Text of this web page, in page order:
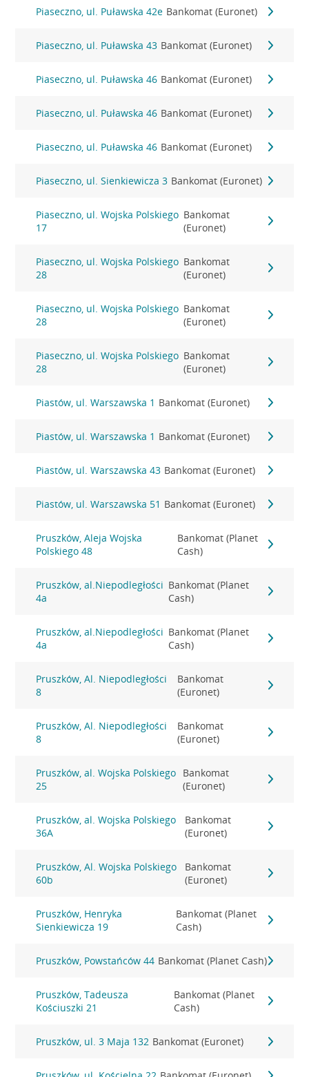
Piaseczno, ul. Puławska 42e Bankomat (Euronet)
Piaseczno, ul. Puławska 43 Bankomat (Euronet)
Piaseczno, ul. Puławska 46 Bankomat (Euronet)
Piaseczno, ul. Puławska 46 Bankomat (Euronet)
Piaseczno, ul. Puławska 46 Bankomat (Euronet)
Piaseczno, ul. Sienkiewicza 3 Bankomat (Euronet)
Piaseczno, ul. Wojska Polskiego
17
Bankomat
(Euronet)
Piaseczno, ul. Wojska Polskiego
28
Bankomat
(Euronet)
Piaseczno, ul. Wojska Polskiego
28
Bankomat
(Euronet)
Piaseczno, ul. Wojska Polskiego
28
Bankomat
(Euronet)
Piastów, ul. Warszawska 1 Bankomat (Euronet)
Piastów, ul. Warszawska 1 Bankomat (Euronet)
Piastów, ul. Warszawska 43 Bankomat (Euronet)
Piastów, ul. Warszawska 51 Bankomat (Euronet)
Pruszków, Aleja Wojska
Polskiego 48
Bankomat (Planet
Cash)
Pruszków, al.Niepodległości
4a
Bankomat (Planet
Cash)
Pruszków, al.Niepodległości
4a
Bankomat (Planet
Cash)
Pruszków, Al. Niepodległości
8
Bankomat
(Euronet)
Pruszków, Al. Niepodległości
8
Bankomat
(Euronet)
Pruszków, al. Wojska Polskiego
25
Bankomat
(Euronet)
Pruszków, al. Wojska Polskiego
36A
Bankomat
(Euronet)
Pruszków, Al. Wojska Polskiego
60b
Bankomat
(Euronet)
Pruszków, Henryka
Sienkiewicza 19
Bankomat (Planet
Cash)
Pruszków, Powstańców 44 Bankomat (Planet Cash)
Pruszków, Tadeusza
Kościuszki 21
Bankomat (Planet
Cash)
Pruszków, ul. 3 Maja 132 Bankomat (Euronet)